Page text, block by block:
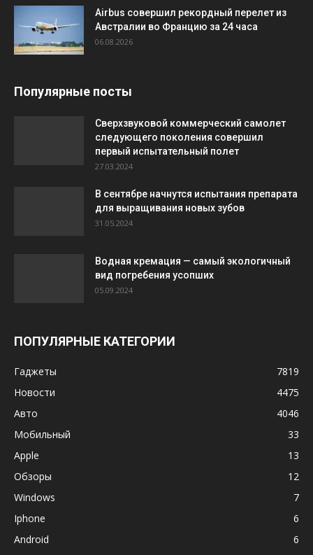
Airbus совершил рекордный перелет из
Австралии во Францию за 24 часа
06.08.2026
Популярные посты
Сверхзвуковой коммерческий самолет
следующего поколения совершил
первый испытательный полет
27.03.2024
В сентябре начнутся испытания препарата
для выращивания новых зубов
31.05.2024
Водная кремация — самый экологичный
вид погребения усопших
05.09.2024
ПОПУЛЯРНЫЕ КАТЕГОРИИ
Гаджеты
7819
Новости
4475
Авто
4046
Мобильный
33
Apple
13
Обзоры
12
Windows
7
Iphone
6
Android
6